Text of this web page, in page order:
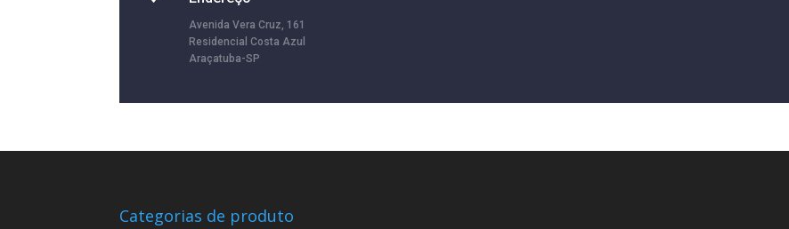
Avenida Vera Cruz, 161
Residencial Costa Azul
Araçatuba-SP
Categorias de produto